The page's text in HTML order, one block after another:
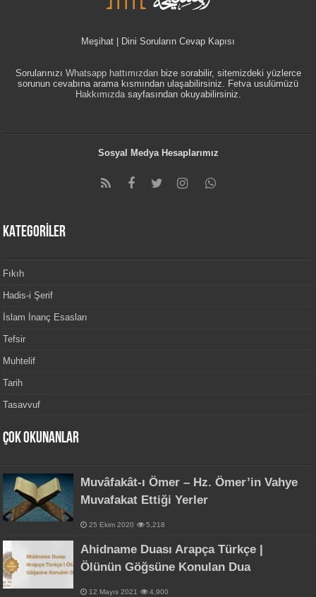
Meşihat | Dini Soruların Cevap Kapısı
Sorularınızı Whatsapp hattımızdanbize sorabilir, sitemizdeki yüzlerce
sorunun cevabına arama kısmından ulaşabilirsiniz. Fetva usulümüzü
Hakkımızdasayfasından okuyabilirsiniz.
Sosyal Medya Hesaplarımız
KATEGORİLER
Fıkıh
Hadis-i Şerif
İslam İnanç Esasları
Tefsir
Muhtelif
Tarih
Tasavvuf
Çok Okunanlar
Muvâfakât-ı Ömer – Hz. Ömer’in Vahye
Muvafakat Ettiği Yerler
25 Ekim 2020 5,218
Ahidname Duası Arapça Türkçe |
Ölünün Göğsüne Konulan Dua
12 Mayıs 2021 4,900